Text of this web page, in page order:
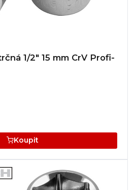
1/2" 15 mm CrV Profi-
Koupit